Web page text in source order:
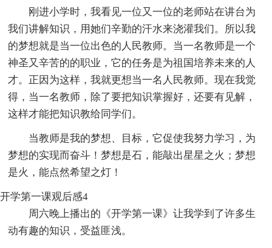
刚进小学时，我看见一位又一位的老师站在讲台为
我们讲解知识，用她们辛勤的汗水来浇灌我们。所以我
的梦想就是当一位出色的人民教师。当一名教师是一个
神圣又辛苦的的职业，它的任务是为祖国培养未来的人
才。正因为这样，我就更想当一名人民教师。现在我觉
得，当一名教师，除了要把知识掌握好，还要有见解，
这样才能把知识教给同学们。
当教师是我的梦想、目标，它促使我努力学习，为
梦想的实现而奋斗！梦想是石，能敲出星星之火；梦想
是火，能点然希望之灯！
开学第一课观后感4
周六晚上播出的《开学第一课》让我学到了许多生
动有趣的知识，受益匪浅。